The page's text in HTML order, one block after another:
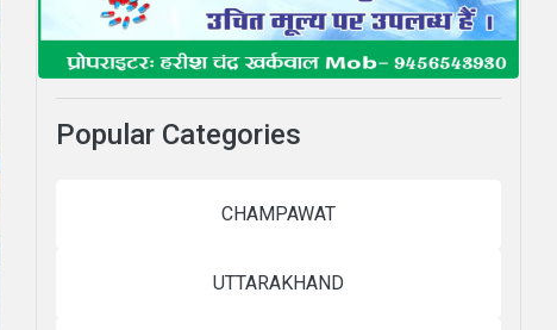
Popular Categories
CHAMPAWAT
UTTARAKHAND